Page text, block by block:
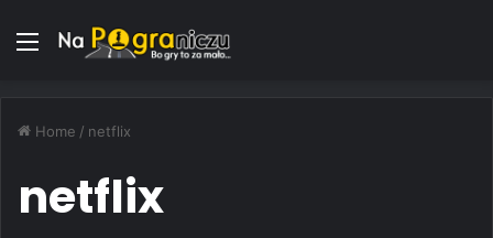
Menu
Home / netflix
netflix